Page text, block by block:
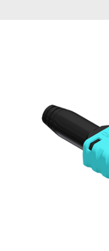
活动信息